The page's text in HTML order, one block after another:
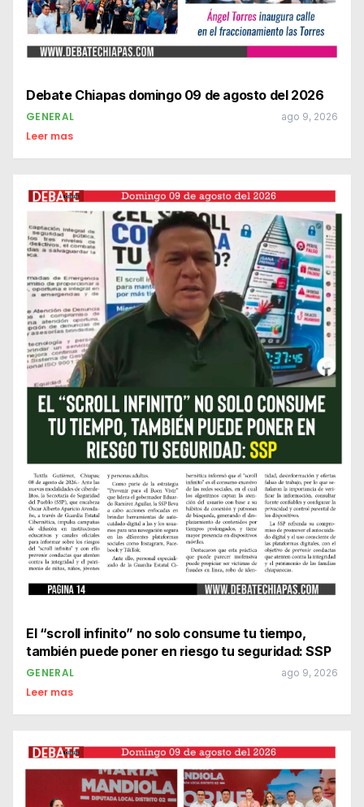
Debate Chiapas domingo 09 de agosto del 2026
GENERAL ago 9, 2026
Leer mas
El “scroll infinito” no solo consume tu tiempo,
también puede poner en riesgo tu seguridad: SSP
GENERAL ago 9, 2026
Leer mas